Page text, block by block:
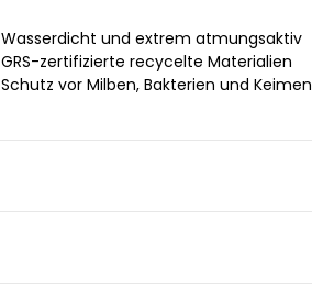
Wasserdicht und extrem atmungsaktiv
GRS-zertifizierte recycelte Materialien
Schutz vor Milben, Bakterien und Keimen